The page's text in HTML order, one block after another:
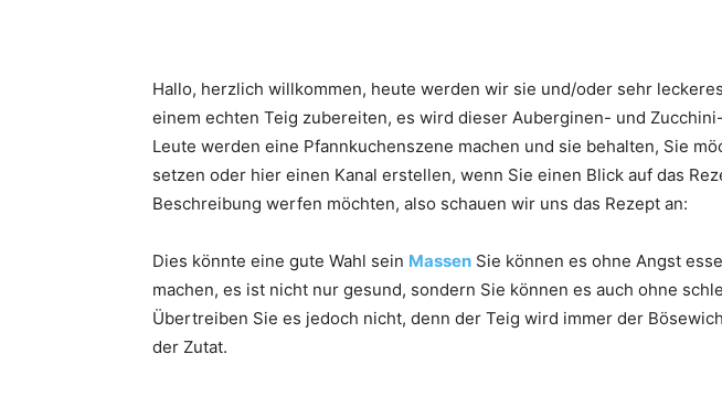
Hallo, herzlich willkommen, heute werden wir sie und/oder sehr
einem echten Teig zubereiten, es wird dieser Auberginen- und
Leute werden eine Pfannkuchenszene machen und sie behalten, Sie
setzen oder hier einen Kanal erstellen, wenn Sie einen Blick auf das
Beschreibung werfen möchten, also schauen wir uns das Rezept an:
Dies könnte eine gute Wahl sein Massen Sie können es ohne Angst
machen, es ist nicht nur gesund, sondern Sie können es auch ohne
Übertreiben Sie es jedoch nicht, denn der Teig wird immer der
der Zutat.